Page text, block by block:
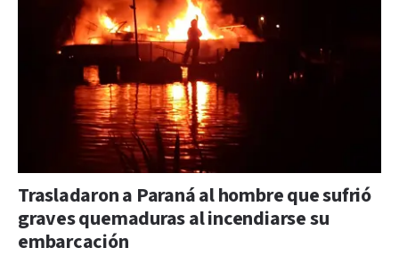
Trasladaron a Paraná al hombre que sufrió
graves quemaduras al incendiarse su
embarcación